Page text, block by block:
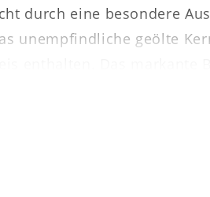
durch eine besondere
unempfindliche geölte